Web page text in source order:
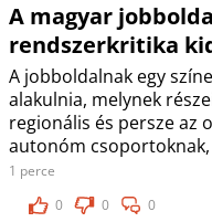
A magyar
rendszerkritika
A jobboldalnak egy
alakulnia, melynek
regionális és persze az
autonóm csoportoknak,
1 perce
0
0 0